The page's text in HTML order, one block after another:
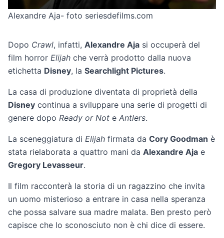
Alexandre Aja- foto seriesdefilms.com
Dopo Crawl, infatti, Alexandre Aja si occuperà del
film horror Elijah che verrà prodotto dalla nuova
etichetta Disney, la Searchlight Pictures.
La casa di produzione diventata di proprietà della
Disney continua a sviluppare una serie di progetti di
genere dopo Ready or Not e Antlers.
La sceneggiatura di Elijah firmata da Cory Goodman è
stata rielaborata a quattro mani da Alexandre Aja e
Gregory Levasseur.
Il film racconterà la storia di un ragazzino che invita
un uomo misterioso a entrare in casa nella speranza
che possa salvare sua madre malata. Ben presto però
capisce che lo sconosciuto non è chi dice di essere.